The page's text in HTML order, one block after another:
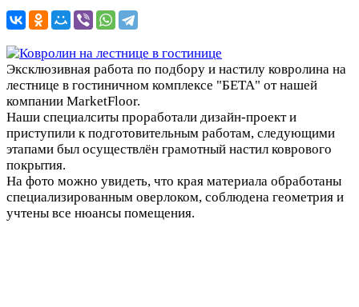
Эксклюзивная работа по подбору и настилу ковролина на
лестнице в гостиничном комплексе "БЕТА" от нашей
компании MarketFloor.
Наши специалситы проработали дизайн-проект и
приступили к подготовительным работам, следующими
этапами был осуществлён грамотный настил коврового
покрытия.
На фото можно увидеть, что края материала обработаны
специализированным оверлоком, соблюдена геометрия и
учтены все нюансы помещения.